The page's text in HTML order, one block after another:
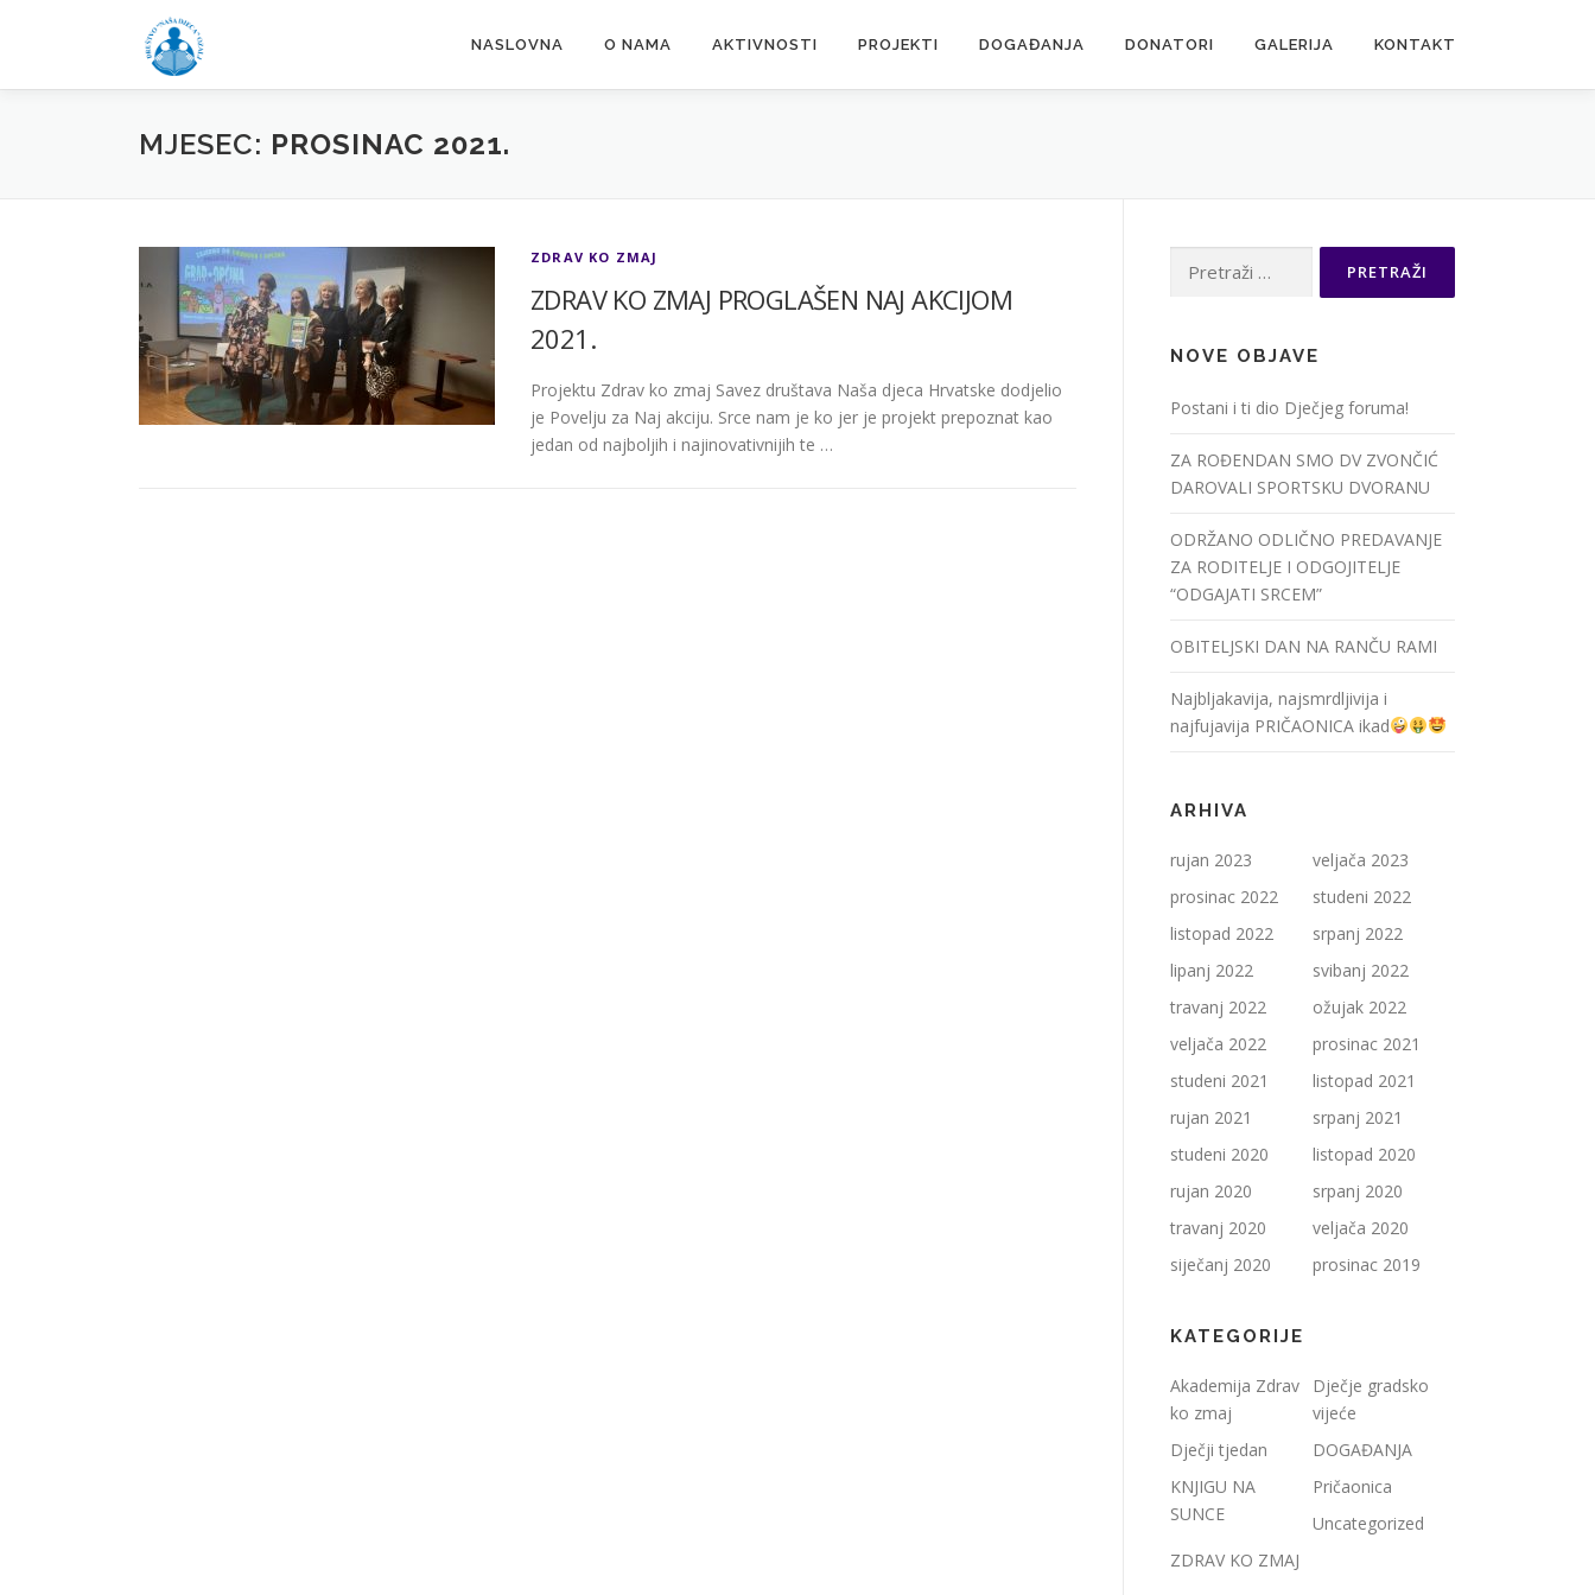
NASLOVNA O NAMA AKTIVNOSTI PROJEKTI DOGAĐANJA DONATORI GALERIJA KONTAKT
MJESEC: PROSINAC 2021.
ZDRAV KO ZMAJ
ZDRAV KO ZMAJ PROGLAŠEN NAJ AKCIJOM
2021.
Projektu Zdrav ko zmaj Savez društava Naša djeca Hrvatske dodjelio
je Povelju za Naj akciju. Srce nam je ko jer je projekt prepoznat kao
jedan od najboljih i najinovativnijih te …
NOVE OBJAVE
Postani i ti dio Dječjeg foruma!
ZA ROĐENDAN SMO DV ZVONČIĆ
DAROVALI SPORTSKU DVORANU
ODRŽANO ODLIČNO PREDAVANJE
ZA RODITELJE I ODGOJITELJE
“ODGAJATI SRCEM”
OBITELJSKI DAN NA RANČU RAMI
Najbljakavija, najsmrdljivija i
najfujavija PRIČAONICA ikad
ARHIVA
rujan 2023
veljača 2023
prosinac 2022
studeni 2022
listopad 2022
srpanj 2022
lipanj 2022
svibanj 2022
travanj 2022
ožujak 2022
veljača 2022
prosinac 2021
studeni 2021
listopad 2021
rujan 2021
srpanj 2021
studeni 2020
listopad 2020
rujan 2020
srpanj 2020
travanj 2020
veljača 2020
siječanj 2020
prosinac 2019
KATEGORIJE
Akademija Zdrav
ko zmaj
Dječje gradsko
vijeće
Dječji tjedan
DOGAĐANJA
KNJIGU NA
SUNCE
Pričaonica
Uncategorized
ZDRAV KO ZMAJ